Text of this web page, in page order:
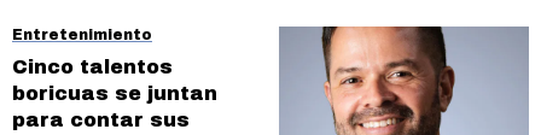
Entretenimiento
Cinco talentos
boricuas se juntan
para contar sus